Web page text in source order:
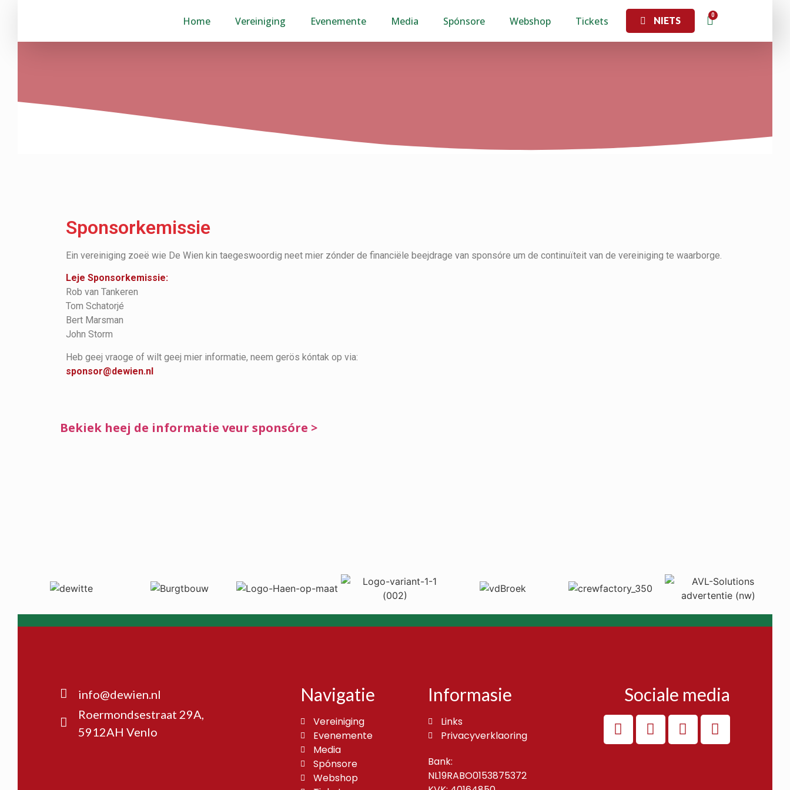
Home Vereiniging Evenemente Media Spónsore Webshop Tickets NIETS
Voeg je header hier toe
Sponsorkemissie
Ein vereiniging zoeë wie De Wien kin taegeswoordig neet mier zónder de financiële beejdrage van sponsóre um de continuïteit van de vereiniging te waarborge.
Leje Sponsorkemissie:
Rob van Tankeren
Tom Schatorjé
Bert Marsman
John Storm
Heb geej vraoge of wilt geej mier informatie, neem gerös kóntak op via:
sponsor@dewien.nl
Bekiek heej de informatie veur sponsóre >
info@dewien.nl
Roermondsestraat 29A,
5912AH Venlo
Navigatie
Vereiniging
Evenemente
Media
Spónsore
Webshop
Informasie
Links
Privacyverklaoring
Bank:
NL19RABO0153875372
Sociale media